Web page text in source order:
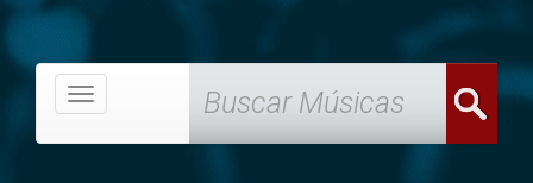
Menu